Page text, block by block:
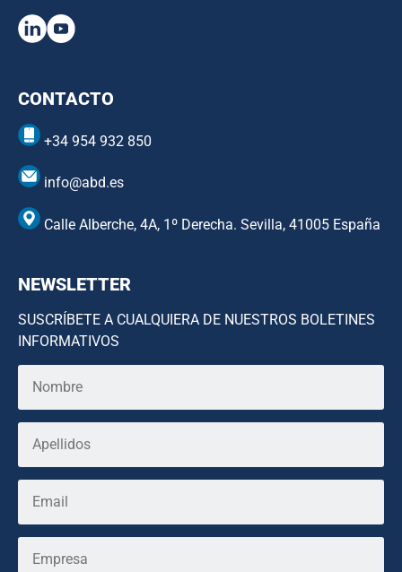
CONTACTO
+34 954 932 850
info@abd.es
Calle Alberche, 4A, 1º Derecha. Sevilla, 41005 España
NEWSLETTER
SUSCRÍBETE A CUALQUIERA DE NUESTROS BOLETINES
INFORMATIVOS